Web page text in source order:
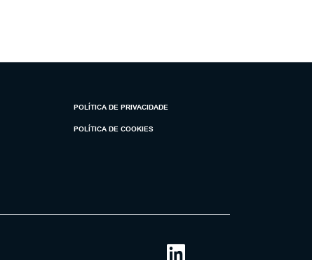
POLÍTICA DE PRIVACIDADE
POLÍTICA DE COOKIES